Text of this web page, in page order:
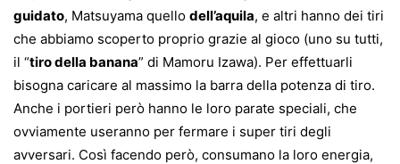
guidato, Matsuyama quello dell’aquila, e altri hanno dei tiri
che abbiamo scoperto proprio grazie al gioco (uno su tutti,
il “tiro della banana” di Mamoru Izawa). Per effettuarli
bisogna caricare al massimo la barra della potenza di tiro.
Anche i portieri però hanno le loro parate speciali, che
ovviamente useranno per fermare i super tiri degli
avversari. Così facendo però, consumano la loro energia,